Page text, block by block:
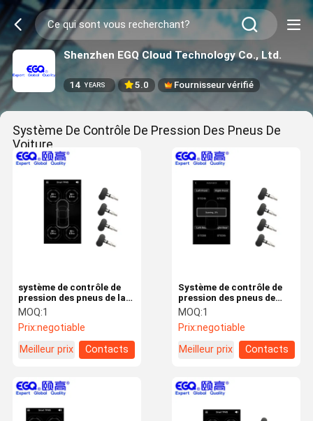
Shenzhen EGQ Cloud Technology Co., Ltd.
14 YEARS 5.0 Fournisseur vérifié
Système De Contrôle De Pression Des Pneus De
Voiture
(18)
système de contrôle de
pression des pneus de la
voiture 2.4Ghz
MOQ:1
Prix:negotiable
Meilleur prix
Contacts
Système de contrôle de
pression des pneus de
voiture de Bluetooth
MOQ:1
Prix:negotiable
Meilleur prix
Contacts